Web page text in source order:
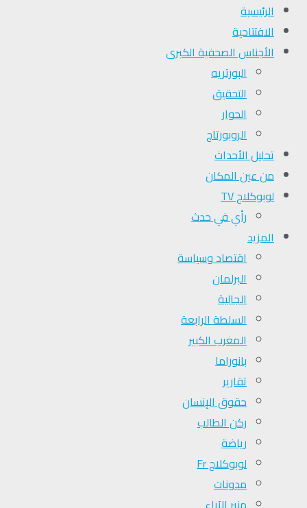
الرئيسية
الافتتاحية
الأجناس الصحفية الكبرى
البورتريه
التحقیق
الحوار
الروبورتاج
تحلیل الأحداث
من عين المكان
لوبوكلاج TV
رأي في حدث
المزيد
اقتصاد وسياسة
البرلمان
الجالية
السلطة الرابعة
المغرب الكبير
بانوراما
تقارير
حقوق الإنسان
ركن الطالب
رياضة
لوبوكلاج Fr
مدونات